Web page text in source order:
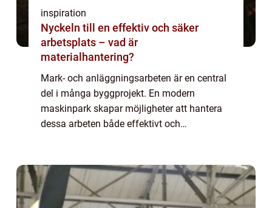
inspiration
Nyckeln till en effektiv och säker
arbetsplats – vad är
materialhantering?
Mark- och anläggningsarbeten är en central
del i många byggprojekt. En modern
maskinpark skapar möjligheter att hantera
dessa arbeten både effektivt och